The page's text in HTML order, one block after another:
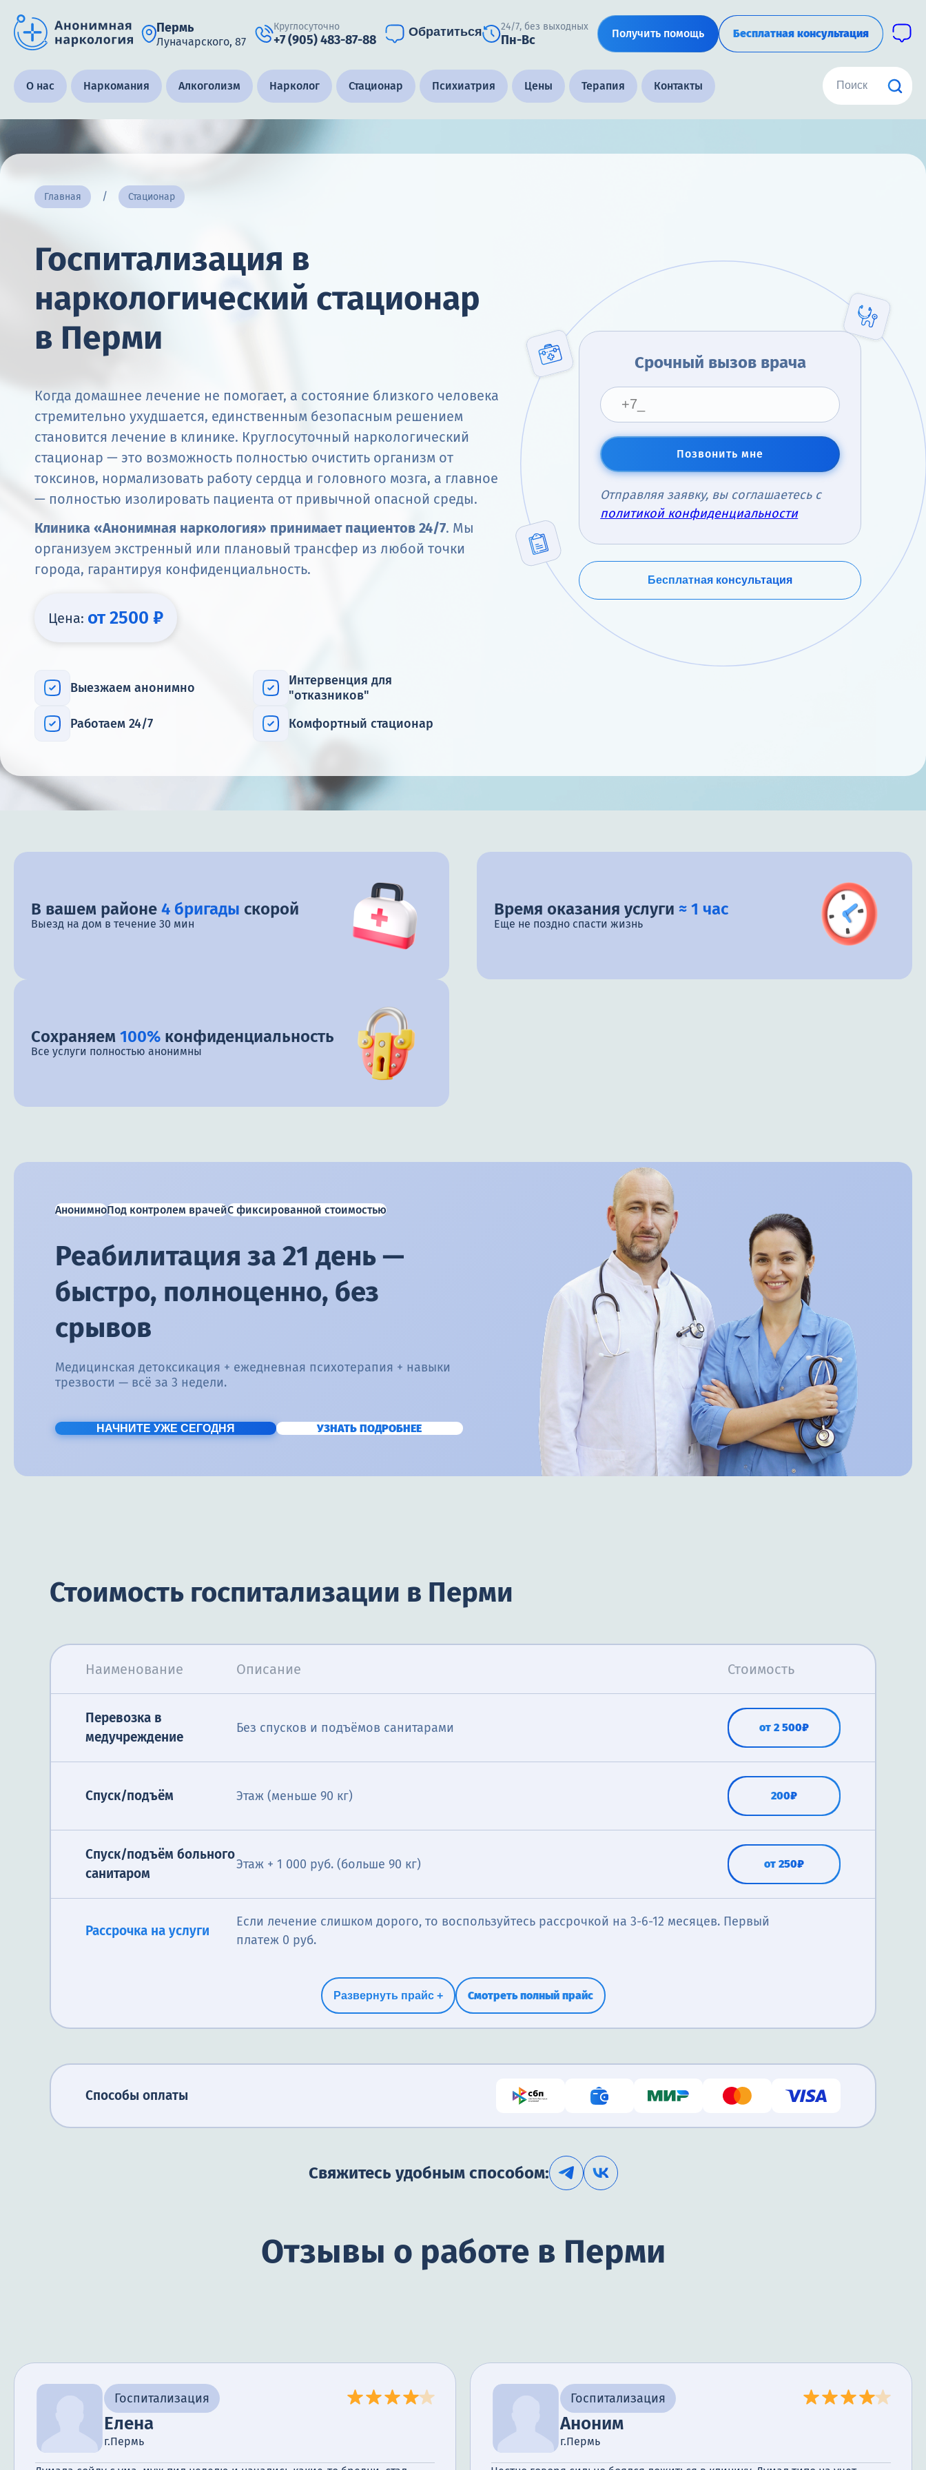
Пермь
Луначарского, 87
Круглосуточно
+7 (905) 483-87-88
Обратиться 24/7, без выходных
Пн-Вс Получить помощь Бесплатная консультация
Получить помощь специалиста
Адрес call-центра
Пермь, Луначарского, 87
О нас Наркомания Алкоголизм Нарколог Стационар Психиатрия Цены Терапия Контакты
Главная Стационар
Госпитализация в
наркологический стационар
в Перми
Когда домашнее лечение не помогает, а состояние близкого человека
стремительно ухудшается, единственным безопасным решением
становится лечение в клинике. Круглосуточный наркологический
стационар — это возможность полностью очистить организм от
токсинов, нормализовать работу сердца и головного мозга, а главное
— полностью изолировать пациента от привычной опасной среды.
Клиника «Анонимная наркология» принимает пациентов 24/7. Мы
организуем экстренный или плановый трансфер из любой точки
города, гарантируя конфиденциальность.
Цена: от 2500 ₽
Выезжаем анонимно
Интервенция для
"отказников"
Работаем 24/7
Комфортный стационар
Срочный вызов врача
Позвонить мне
Отправляя заявку, вы соглашаетесь с
политикой конфиденциальности
Бесплатная консультация
В вашем районе 4 бригады скорой
Выезд на дом в течение 30 мин
Время оказания услуги ≈ 1 час
Еще не поздно спасти жизнь
Сохраняем 100% конфиденциальность
Все услуги полностью анонимны
АнонимноПод контролем врачейС фиксированной стоимостью
Реабилитация за 21 день —
быстро, полноценно, без
срывов
Медицинская детоксикация + ежедневная психотерапия + навыки
трезвости — всё за 3 недели.
НАЧНИТЕ УЖЕ СЕГОДНЯ УЗНАТЬ ПОДРОБНЕЕ
Стоимость госпитализации в Перми
Наименование Описание Стоимость
Перевозка в
медучреждение
Без спусков и подъёмов санитарами от 2 500₽
Спуск/подъём Этаж (меньше 90 кг) 200₽
Спуск/подъём больного
санитаром
Этаж + 1 000 руб. (больше 90 кг) от 250₽
Рассрочка на услуги
Если лечение слишком дорого, то воспользуйтесь рассрочкой на 3-6-12 месяцев. Первый
платеж 0 руб.
Развернуть прайс + Смотреть полный прайс
Способы оплаты
Свяжитесь удобным способом:
Отзывы о работе в Перми
Госпитализация
Елена
г.Пермь
Госпитализация
Аноним
г.Пермь